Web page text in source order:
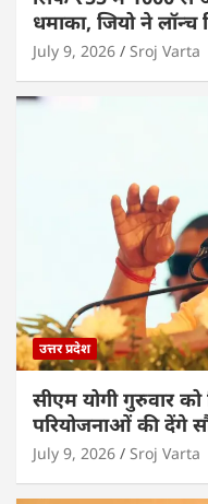
धमाका, जियो ने
July 9, 2026 Sroj Varta
उत्तर प्रदेश
सीएम योगी गुरुवार को
परियोजनाओं की देंगे
July 9, 2026 Sroj Varta